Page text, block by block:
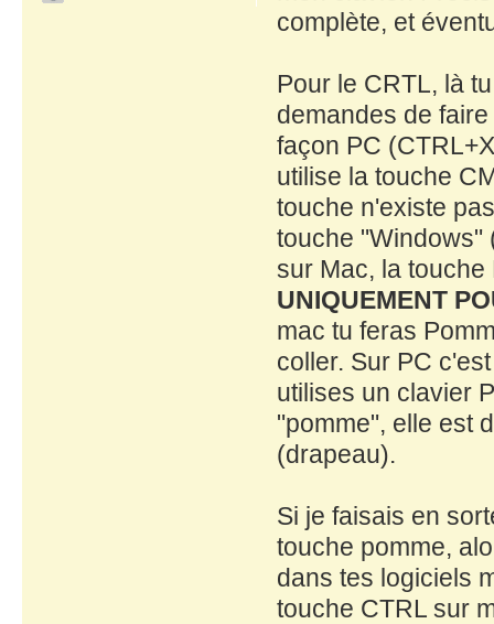
complète, et
Pour le CRTL, là
demandes de
façon PC
utilise la touche
touche n'existe
touche "Windows"
sur Mac, la
UNIQUEMENT
mac tu feras
coller. Sur PC
utilises un clavier
"pomme", elle est
(drapeau).
Si je faisais en
touche pomme,
dans tes logiciels
touche CTRL sur